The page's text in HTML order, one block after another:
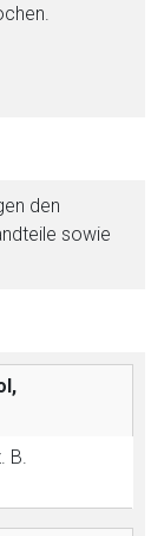
den
sowie
B.
externe Web-
ggf. andere